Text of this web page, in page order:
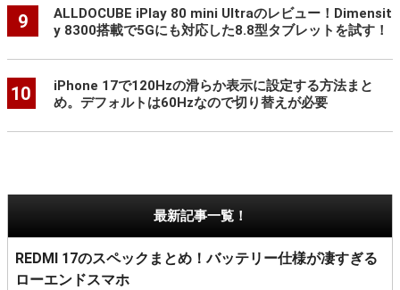
9
ALLDOCUBE iPlay 80 mini Ultraのレビュー！Dimensit
y 8300搭載で5Gにも対応した8.8型タブレットを試す！
10
iPhone 17で120Hzの滑らか表示に設定する方法まと
め。デフォルトは60Hzなので切り替えが必要
最新記事一覧！
REDMI 17のスペックまとめ！バッテリー仕様が凄すぎる
ローエンドスマホ